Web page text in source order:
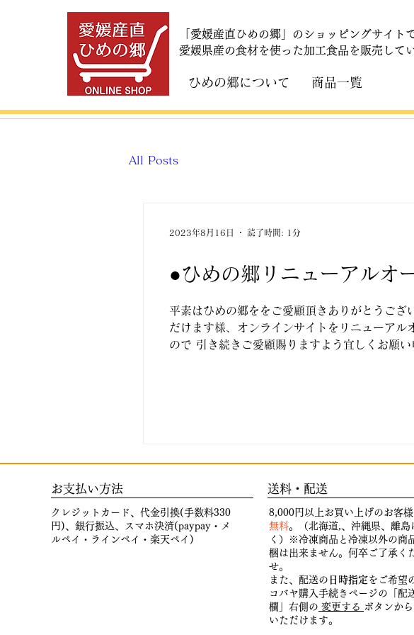
「愛媛産直ひめの郷」のショッピングサイト
愛媛県産の食材を使った加工食品を販売して
ひめの郷について 商品一覧
All Posts
●ひめの郷リニューアルオ
平素はひめの郷ををご愛顧頂きありがとうご
だけます様、オンラインサイトをリニューア
ので 引き続きご愛顧賜りますよう宜しくお願い
2023年8月16日 読了時間: 1分
お支払い方法
クレジットカード、代金引換(手数料330
円)、銀行振込、スマホ決済(paypay・メ
ルペイ・ラインペイ・楽天ペイ)
送料・配送
8,000円以上お買い上げのお客
無料。（北海道,、沖縄県、離島
く）※冷凍商品と冷凍以外の商
梱は出来ません。何卒ご了承く
せ。
また、配送の 日時指定をご希望
コバヤ購入手続きページの「配
欄」右側の 変更する ボタンか
いただけます。